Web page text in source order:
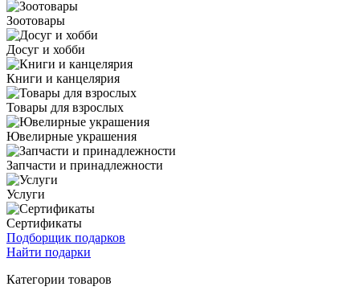
Зоотовары
Досуг и хобби
Книги и канцелярия
Товары для взрослых
Ювелирные украшения
Запчасти и принадлежности
Услуги
Сертификаты
Подборщик подарков
Найти подарки
Категории товаров